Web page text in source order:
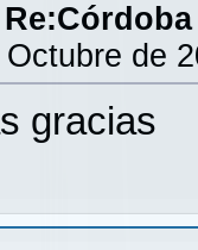
Re:Córdoba
Octubre de
gracias